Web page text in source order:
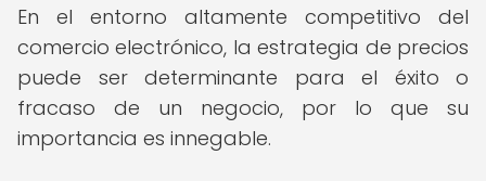
En el entorno altamente competitivo del
comercio electrónico, la estrategia de precios
puede ser determinante para el éxito o
fracaso de un negocio, por lo que su
importancia es innegable.